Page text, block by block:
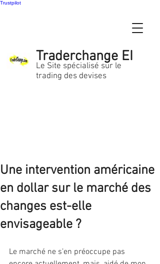
Trustpilot
Traderchange EI
Le Site spécialisé sur le
trading des devises
Une intervention américaine
en dollar sur le marché des
changes est-elle
envisageable ?
Le marché ne s’en préoccupe pas